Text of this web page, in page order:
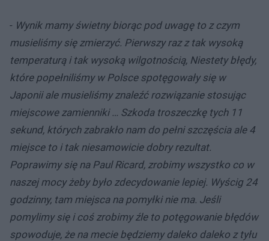
- Wynik mamy świetny biorąc pod uwagę to z czym
musieliśmy się zmierzyć. Pierwszy raz z tak wysoką
temperaturą i tak wysoką wilgotnością, Niestety błędy,
które popełniliśmy w Polsce spotęgowały się w
Japonii ale musieliśmy znaleźć rozwiązanie stosując
miejscowe zamienniki … Szkoda troszeczkę tych 11
sekund, których zabrakło nam do pełni szczęścia ale 4
miejsce to i tak niesamowicie dobry rezultat.
Poprawimy się na Paul Ricard, zrobimy wszystko co w
naszej mocy żeby było zdecydowanie lepiej. Wyścig 24
godzinny, tam miejsca na pomyłki nie ma. Jeśli
pomylimy się i coś zrobimy źle to potęgowanie błędów
spowoduje, że na mecie będziemy daleko daleko z tyłu